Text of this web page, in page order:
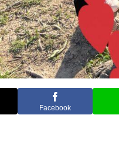
Facebook